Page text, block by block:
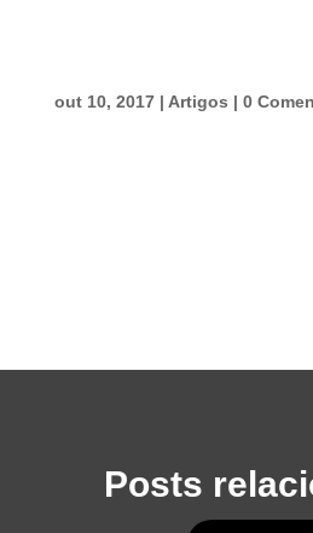
out 10, 2017| Artigos | 0
Posts